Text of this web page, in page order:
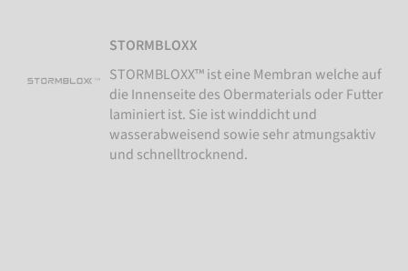
STORMBLOXX
STORMBLOXX™ ist eine Membran welche auf
die Innenseite des Obermaterials oder Futter
laminiert ist. Sie ist winddicht und
wasserabweisend sowie sehr atmungsaktiv
und schnelltrocknend.